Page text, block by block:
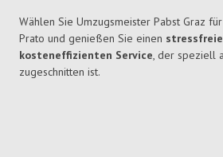
Wählen Sie Umzugsmeister Pabst Graz
Prato und genießen Sie einen
kosteneffizienten Service, der speziell
zugeschnitten ist.